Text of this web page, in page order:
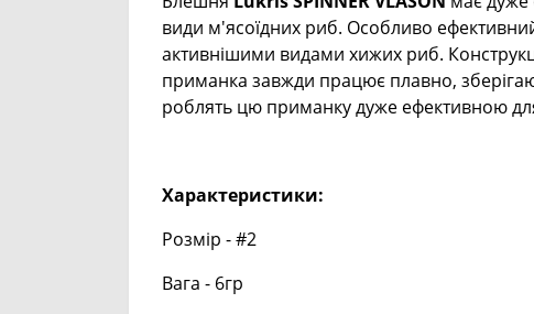
види м'ясоїдних риб. Особливо
активнішими видами хижих риб.
приманка завжди працює плавно,
роблять цю приманку дуже ефективною
Характеристики:
Розмір - #2
Вага - 6гр